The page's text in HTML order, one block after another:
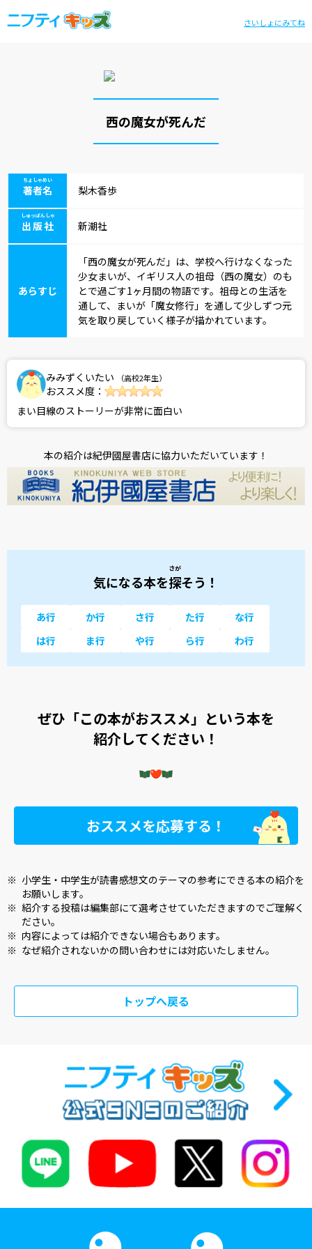
さいしょにみてね
西の魔女が死んだ
著者名
ちょしゃめい
梨木香歩
出版社
しゅっぱんしゃ
新潮社
あらすじ
「西の魔女が死んだ」は、学校へ行けなくなった
少女まいが、イギリス人の祖母（西の魔女）のも
とで過ごす1ヶ月間の物語です。祖母との生活を
通して、まいが「魔女修行」を通して少しずつ元
気を取り戻していく様子が描かれています。
みみずくいたい （高校2年生）
おススメ度：
まい目線のストーリーが非常に面白い
本の紹介は紀伊國屋書店に協力いただいています！
気になる本を探
さが
そう！
あ行 か行 さ行 た行
な行
は行
ま行 や行 ら行 わ行
ぜひ「この本がおススメ」という本を
紹介してください！
おススメを応募する！
※ 小学生・中学生が読書感想文のテーマの参考にできる本の紹介を
お願いします。
※ 紹介する投稿は編集部にて選考させていただきますのでご理解く
ださい。
※ 内容によっては紹介できない場合もあります。
※ なぜ紹介されないかの問い合わせには対応いたしません。
トップへ戻る